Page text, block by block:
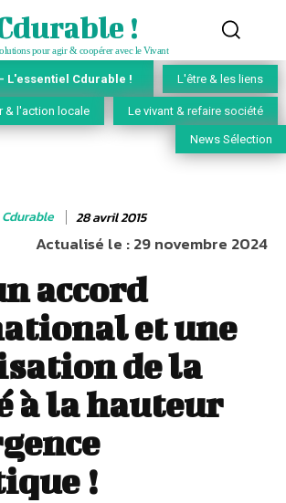
!
pour agir & coopérer avec le Vivant
L'essentiel Cdurable ! L'être & les liens
& l'action locale Le vivant & refaire société
News Sélection
28 avril 2015
Actualisé le :29 novembre 2024
accord
et une
de la
à la hauteur
!